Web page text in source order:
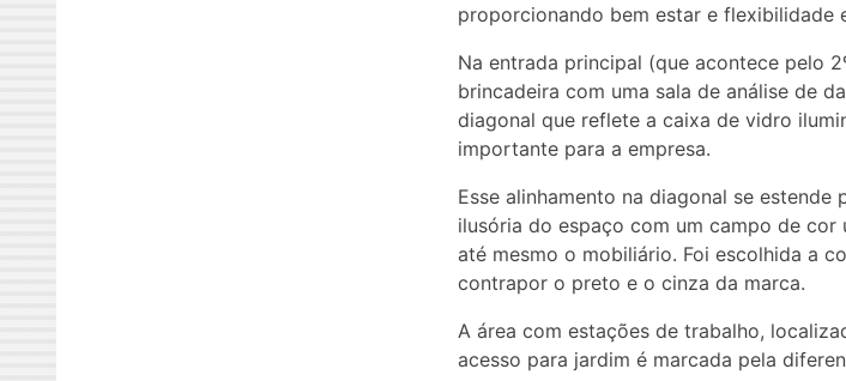
proporcionando bem estar e flexibilidade
Na entrada principal (que acontece pelo
brincadeira com uma sala de análise de
diagonal que reflete a caixa de vidro
importante para a empresa.
Esse alinhamento na diagonal se estende
ilusória do espaço com um campo de
até mesmo o mobiliário. Foi escolhida a
contrapor o preto e o cinza da marca.
A área com estações de trabalho,
acesso para jardim é marcada pela